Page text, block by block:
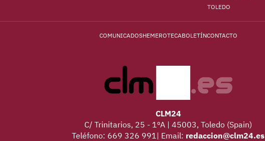
TOLEDO
COMUNICADOSHEMEROTECABOLETÍNCONTACTO
CLM24
C/ Trinitarios, 25 - 1ºA | 45003, Toledo (Spain)
Teléfono: 669 326 991| Email: redaccion@clm24.es